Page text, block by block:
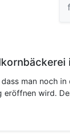
man noch
eröffnen wird.